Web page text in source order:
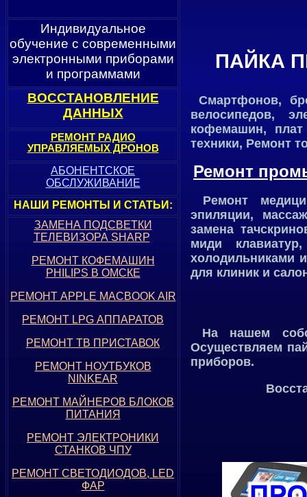
ПАЙКА
Смартфонов,
велосипедов,
кофемашин,
техники, Ремонт
Ремонт
Ремонт
эпиляции,
замена
миди
холодильниками
для клиник и
На нашем
Осуществляем
приборов.
Индивидуальное
обучение с современными
электронными приборами
и программами
ВОССТАНОВЛЕНИЕ
ДАННЫХ
РЕМОНТ РАДИО
УПРАВЛЯЕМЫХ ДРОНОВ
АБОНЕНТСКОЕ
ОБСЛУЖИВАНИЕ
НАШИ РЕМОНТЫ И СТАТЬИ :
ЗАМЕНА ПОДСВЕТКИ
ТЕЛЕВИЗОРА SHARP
РЕМОНТ КОФЕМАШИН
PHILIPS В ОМСКЕ
РЕМОНТ APPLE MACBOOK AIR
РЕМОНТ LPG АППАРАТОВ
РЕМОНТ ТВ ПРИСТАВОК
РЕМОНТ НОУТБУКОВ
NINKEAR
РЕМОНТ МАЙНЕРОВ БЛОКОВ
ПИТАНИЯ
РЕМОНТ ЭЛЕКТРОНИКИ
СТАНКОВ ЧПУ
РЕМОНТ СВЕТОДИОДОВ, LED
ФАР